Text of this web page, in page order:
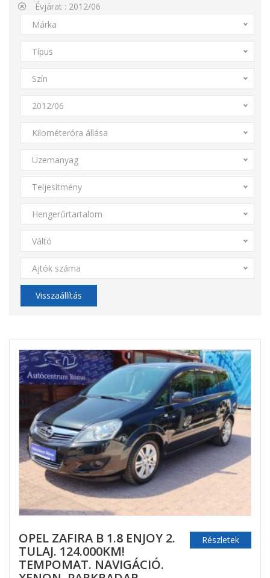
Évjárat : 2012/06
Márka
Típus
Szín
2012/06
Kilométeróra állása
Üzemanyag
Teljesítmény
Hengerűrtartalom
Váltó
Ajtók száma
Visszaállítás
OPEL ZAFIRA B 1.8 ENJOY 2.
TULAJ. 124.000KM!
TEMPOMAT. NAVIGÁCIÓ.
Részletek